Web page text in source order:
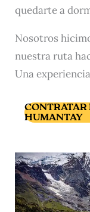
quedarte a
Nosotros
nuestra ruta
Una
CONTRATAR
HUMANTAY